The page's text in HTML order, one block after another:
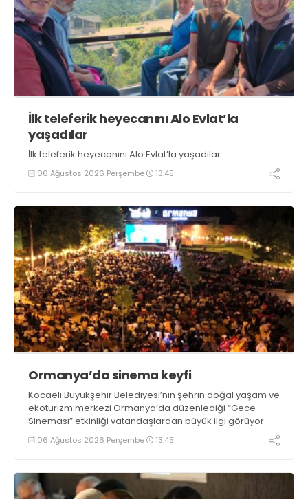
İlk teleferik heyecanını Alo Evlat’la
yaşadılar
İlk teleferik heyecanını Alo Evlat’la yaşadılar
06 Ağustos 2026 Perşembe 13:45
Ormanya’da sinema keyfi
Kocaeli Büyükşehir Belediyesi’nin şehrin doğal yaşam ve
ekoturizm merkezi Ormanya’da düzenlediği “Gece
Sineması” etkinliği vatandaşlardan büyük ilgi görüyor
06 Ağustos 2026 Perşembe 13:45